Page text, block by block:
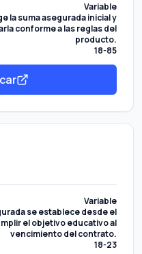
Variable
la suma asegurada inicial y
conforme a las reglas del
producto.
18-85
Variable
se establece desde el
el objetivo educativo al
vencimiento del contrato.
18-23